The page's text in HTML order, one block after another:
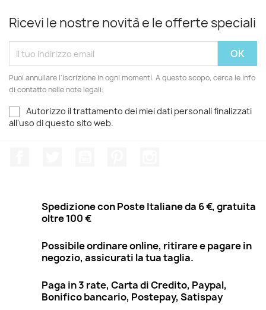
Ricevi le nostre novità e le offerte speciali
Puoi annullare l'iscrizione in ogni momenti. A questo scopo, cerca le info
di contatto nelle note legali.
Autorizzo il trattamento dei miei dati personali finalizzati
all'uso di questo sito web.
Spedizione con Poste Italiane da 6 €, gratuita
oltre 100 €
Possibile ordinare online, ritirare e pagare in
negozio, assicurati la tua taglia.
Paga in 3 rate, Carta di Credito, Paypal,
Bonifico bancario, Postepay, Satispay